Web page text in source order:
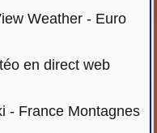
Weather - Euro
en direct web
- France Montagnes